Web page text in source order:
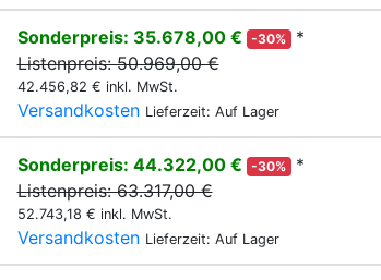
Sonderpreis: 35.678,00 € -30%
*
Listenpreis: 50.969,00 €
42.456,82 € inkl. MwSt.
Versandkosten Lieferzeit: Auf Lager
Sonderpreis: 44.322,00 € -30%
*
Listenpreis: 63.317,00 €
52.743,18 € inkl. MwSt.
Versandkosten Lieferzeit: Auf Lager